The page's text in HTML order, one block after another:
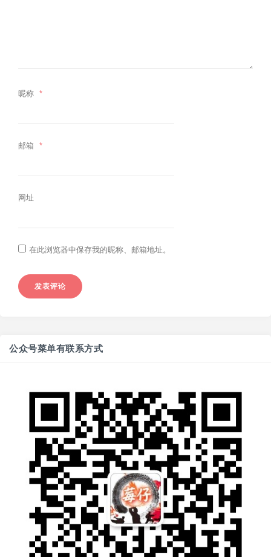
昵称 *
邮箱 *
网址
在此浏览器中保存我的昵称、邮箱地址。
公众号菜单有联系方式